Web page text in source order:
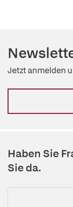
Jetzt anmelden
Haben Sie
Sie da.